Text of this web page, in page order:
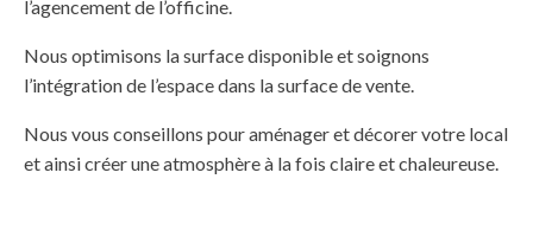
l’agencement de l’officine.
Nous optimisons la surface disponible et soignons
l’intégration de l’espace dans la surface de vente.
Nous vous conseillons pour aménager et décorer votre local
et ainsi créer une atmosphère à la fois claire et chaleureuse.